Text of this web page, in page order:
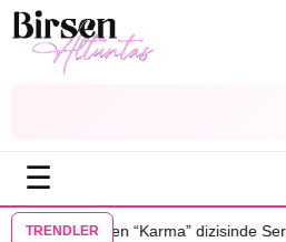
☰
TRENDLER
dizisinde Serkan Dağlı’nın partnerini